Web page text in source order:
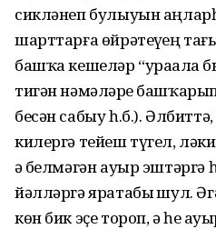
сикләнеп булыуын
шарттарға өйрәтеүҙең
башҡа кешеләр “ураҙала
тигән нәмәләрҙе
бесән сабыу һ.б.).
килергә тейеш түгел, ләкин
ҙә белмәгән ауыр эштәргә
йәлләргә яратабыҙ шул.
көн бик эҫе тороп, ә һеҙ